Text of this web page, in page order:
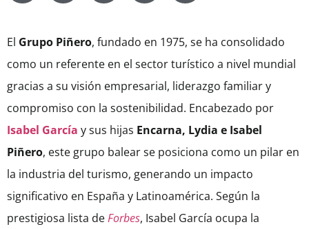
El Grupo Piñero, fundado en 1975, se ha consolidado
como un referente en el sector turístico a nivel mundial
gracias a su visión empresarial, liderazgo familiar y
compromiso con la sostenibilidad. Encabezado por
Isabel García y sus hijas Encarna, Lydia e Isabel
Piñero, este grupo balear se posiciona como un pilar en
la industria del turismo, generando un impacto
significativo en España y Latinoamérica. Según la
prestigiosa lista deForbes, Isabel García ocupa la